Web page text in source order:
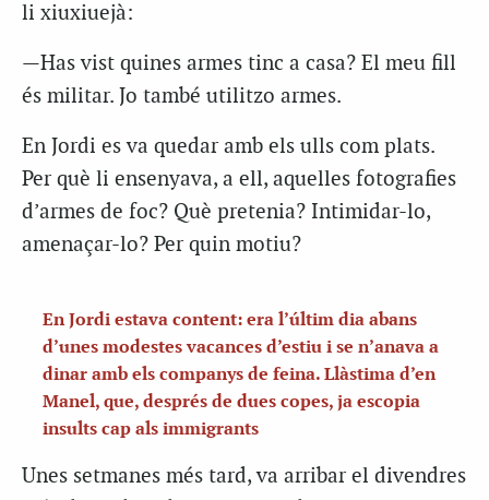
li xiuxiuejà:
—Has vist quines armes tinc a casa? El meu fill
és militar. Jo també utilitzo armes.
En Jordi es va quedar amb els ulls com plats.
Per què li ensenyava, a ell, aquelles fotografies
d’armes de foc? Què pretenia? Intimidar-lo,
amenaçar-lo? Per quin motiu?
En Jordi estava content: era l’últim dia abans
d’unes modestes vacances d’estiu i se n’anava a
dinar amb els companys de feina. Llàstima d’en
Manel, que, després de dues copes, ja escopia
insults cap als immigrants
Unes setmanes més tard, va arribar el divendres